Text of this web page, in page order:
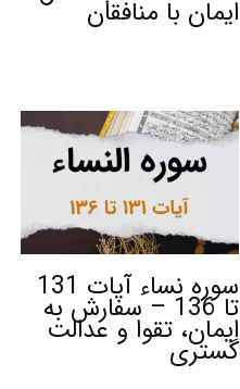
ایمان با منافقان
سوره نساء آیات 131
تا 136 – سفارش به
ایمان، تقوا و عدالت
گستری